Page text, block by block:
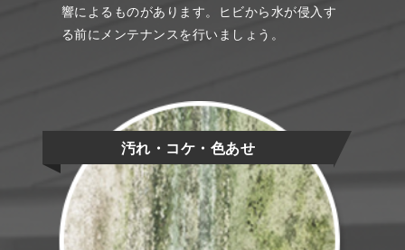
響によるものがあります。ヒビから水が侵入す
る前にメンテナンスを行いましょう。
汚れ・コケ・色あせ